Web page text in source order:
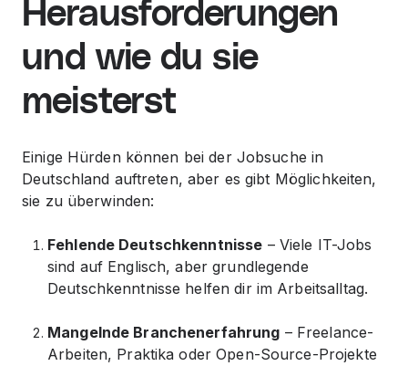
Herausforderungen
und wie du sie
meisterst
Einige Hürden können bei der Jobsuche in
Deutschland auftreten, aber es gibt Möglichkeiten,
sie zu überwinden:
Fehlende Deutschkenntnisse – Viele IT-Jobs
sind auf Englisch, aber grundlegende
Deutschkenntnisse helfen dir im Arbeitsalltag.
Mangelnde Branchenerfahrung – Freelance-
Arbeiten, Praktika oder Open-Source-Projekte